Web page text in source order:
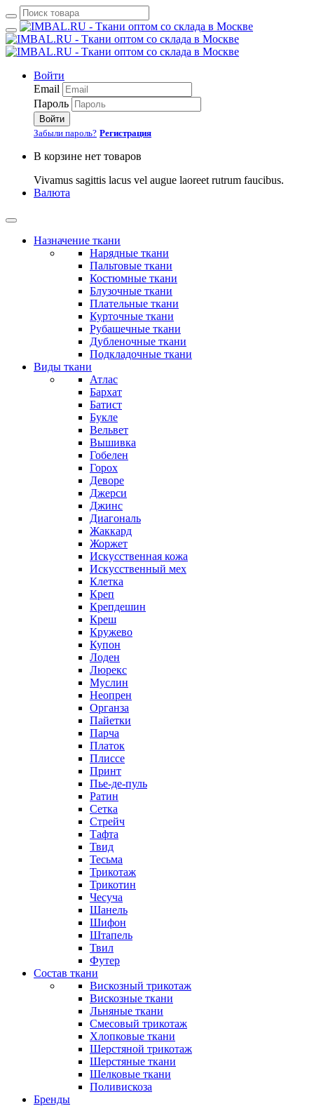
Войти
Email
Пароль
Войти
Забыли пароль? Регистрация
В корзине нет товаров
Vivamus sagittis lacus vel augue laoreet rutrum faucibus.
Валюта
Назначение ткани
Нарядные ткани
Пальтовые ткани
Костюмные ткани
Блузочные ткани
Плательные ткани
Курточные ткани
Рубашечные ткани
Дубленочные ткани
Подкладочные ткани
Виды ткани
Атлас
Бархат
Батист
Букле
Вельвет
Вышивка
Гобелен
Горох
Деворе
Джерси
Джинс
Диагональ
Жаккард
Жоржет
Искусственная кожа
Искусственный мех
Клетка
Креп
Крепдешин
Креш
Кружево
Купон
Лоден
Люрекс
Муслин
Неопрен
Органза
Пайетки
Парча
Платок
Плиссе
Принт
Пье-де-пуль
Ратин
Сетка
Стрейч
Тафта
Твид
Тесьма
Трикотаж
Трикотин
Чесуча
Шанель
Шифон
Штапель
Твил
Футер
Состав ткани
Вискозный трикотаж
Вискозные ткани
Льняные ткани
Смесовый трикотаж
Хлопковые ткани
Шерстяной трикотаж
Шерстяные ткани
Шелковые ткани
Поливискоза
Бренды